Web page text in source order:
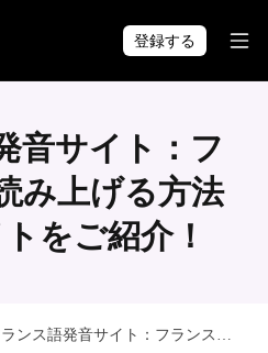
登録する
音サイト：フ
み上げる方法
をご紹介！
ス語発音サイト：フランス語を読み上げる方法と発音サイトをご紹介！